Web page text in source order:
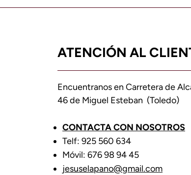
ATENCIÓN AL
Encuentranos en Carretera de
46 de Miguel Esteban (Toledo)
CONTACTA CON NOSOTROS
Telf: 925 560 634
Móvil: 676 98 94 45
jesuselapano@gmail.com